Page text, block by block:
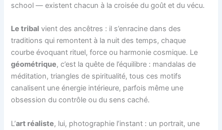
school — existent chacun à la croisée du goût et du vécu.
Le tribal vient des ancêtres : il s’enracine dans des
traditions qui remontent à la nuit des temps, chaque
courbe évoquant rituel, force ou harmonie cosmique. Le
géométrique, c’est la quête de l’équilibre : mandalas de
méditation, triangles de spiritualité, tous ces motifs
canalisent une énergie intérieure, parfois même une
obsession du contrôle ou du sens caché.
L’art réaliste, lui, photographie l’instant : un portrait, une